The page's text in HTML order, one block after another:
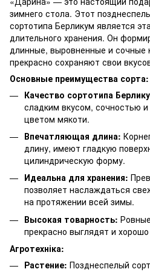
зимнего стола. Этот
сортотипа Берликум является
длительного хранения. Он
длинные, выровненные и сочные
прекрасно сохраняют свои
Основные преимущества сорта:
Качество сортотипа
сладким вкусом, сочностью
цветом мякоти.
Впечатляющая длина:
длину, имеют гладкую
цилиндрическую форму.
Идеальна для хранения:
позволяет наслаждаться
на протяжении всей зимы.
Высокая товарность:
прекрасно выглядят и
Агротехніка:
Растение: Позднеспелый